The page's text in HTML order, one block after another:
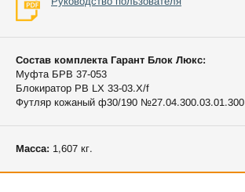
Состав комплекта Гарант Блок Люкс:
Муфта БРВ 37-053
Блокиратор РВ LX 33-03.X/f
Футляр кожаный ф30/190 №27.04.300.03.01.300
Масса: 1,607 кг.